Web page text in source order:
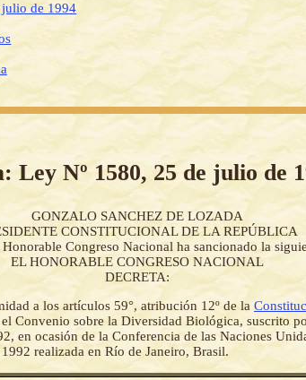
de 1994
Ley Nº 1580, 25 de julio de
GONZALO SANCHEZ DE LOZADA
CONSTITUCIONAL DE LA REPÚBLICA
Congreso Nacional ha sancionado la
EL HONORABLE CONGRESO NACIONAL
DECRETA:
a los artículos 59°, atribución 12º de la
Convenio sobre la Diversidad Biológica, suscrito
en ocasión de la Conferencia de las Naciones
realizada en Río de Janeiro, Brasil.